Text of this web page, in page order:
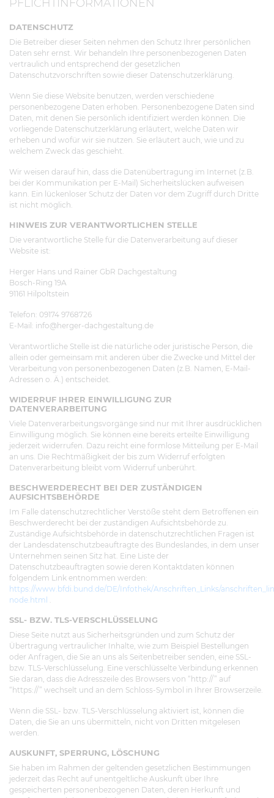
PFLICHTINFORMATIONEN
DATENSCHUTZ
Die Betreiber dieser Seiten nehmen den Schutz Ihrer persönlichen
Daten sehr ernst. Wir behandeln Ihre personenbezogenen Daten
vertraulich und entsprechend der gesetzlichen
Datenschutzvorschriften sowie dieser Datenschutzerklärung.
Wenn Sie diese Website benutzen, werden verschiedene
personenbezogene Daten erhoben. Personenbezogene Daten sind
Daten, mit denen Sie persönlich identifiziert werden können. Die
vorliegende Datenschutzerklärung erläutert, welche Daten wir
erheben und wofür wir sie nutzen. Sie erläutert auch, wie und zu
welchem Zweck das geschieht.
Wir weisen darauf hin, dass die Datenübertragung im Internet (z.B.
bei der Kommunikation per E-Mail) Sicherheitslücken aufweisen
kann. Ein lückenloser Schutz der Daten vor dem Zugriff durch Dritte
ist nicht möglich.
HINWEIS ZUR VERANTWORTLICHEN STELLE
Die verantwortliche Stelle für die Datenverarbeitung auf dieser
Website ist:
Herger Hans und Rainer GbR Dachgestaltung
Bosch-Ring 19A
91161 Hilpoltstein
Telefon: 09174 9768726
E-Mail: info@herger-dachgestaltung.de
Verantwortliche Stelle ist die natürliche oder juristische Person, die
allein oder gemeinsam mit anderen über die Zwecke und Mittel der
Verarbeitung von personenbezogenen Daten (z.B. Namen, E-Mail-
Adressen o. Ä.) entscheidet.
WIDERRUF IHRER EINWILLIGUNG ZUR
DATENVERARBEITUNG
Viele Datenverarbeitungsvorgänge sind nur mit Ihrer ausdrücklichen
Einwilligung möglich. Sie können eine bereits erteilte Einwilligung
jederzeit widerrufen. Dazu reicht eine formlose Mitteilung per E-Mail
an uns. Die Rechtmäßigkeit der bis zum Widerruf erfolgten
Datenverarbeitung bleibt vom Widerruf unberührt.
BESCHWERDERECHT BEI DER ZUSTÄNDIGEN
AUFSICHTSBEHÖRDE
Im Falle datenschutzrechtlicher Verstöße steht dem Betroffenen ein
Beschwerderecht bei der zuständigen Aufsichtsbehörde zu.
Zuständige Aufsichtsbehörde in datenschutzrechtlichen Fragen ist
der Landesdatenschutzbeauftragte des Bundeslandes, in dem unser
Unternehmen seinen Sitz hat. Eine Liste der
Datenschutzbeauftragten sowie deren Kontaktdaten können
folgendem Link entnommen werden:
https://www.bfdi.bund.de/DE/Infothek/Anschriften_Links/
node.html .
SSL- BZW. TLS-VERSCHLÜSSELUNG
Diese Seite nutzt aus Sicherheitsgründen und zum Schutz der
Übertragung vertraulicher Inhalte, wie zum Beispiel Bestellungen
oder Anfragen, die Sie an uns als Seitenbetreiber senden, eine SSL-
bzw. TLS-Verschlüsselung. Eine verschlüsselte Verbindung erkennen
Sie daran, dass die Adresszeile des Browsers von “http://” auf
“https://” wechselt und an dem Schloss-Symbol in Ihrer Browserzeile.
Wenn die SSL- bzw. TLS-Verschlüsselung aktiviert ist, können die
Daten, die Sie an uns übermitteln, nicht von Dritten mitgelesen
werden.
AUSKUNFT, SPERRUNG, LÖSCHUNG
Sie haben im Rahmen der geltenden gesetzlichen Bestimmungen
jederzeit das Recht auf unentgeltliche Auskunft über Ihre
gespeicherten personenbezogenen Daten, deren Herkunft und